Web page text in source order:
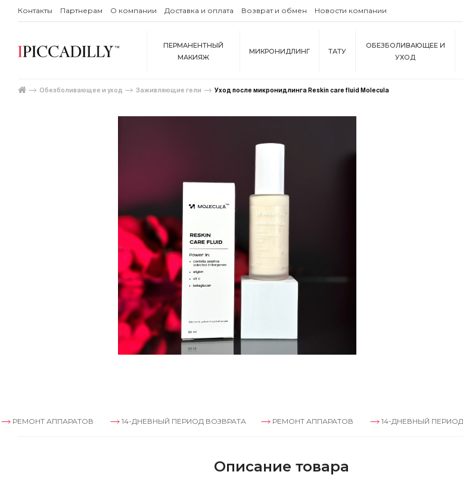
Контакты Партнерам О компании Доставка и оплата Возврат и обмен Новости компании
ПЕРМАНЕНТНЫЙ
МАКИЯЖ
МИКРОНИДЛИНГ ТАТУ
ОБЕЗБОЛИВАЮЩЕЕ И
УХОД
Обезболивающее и уход Заживляющие гели Уход после микронидлинга Reskin care fluid Molecula
АППАРАТОВ 14-ДНЕВНЫЙ ПЕРИОД ВОЗВРАТА РЕМОНТ АППАРАТОВ 14-ДНЕВНЫЙ ПЕРИОД ВОЗВРАТА
Описание товара